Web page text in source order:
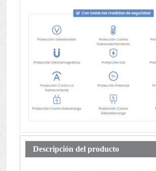
Descripción del producto